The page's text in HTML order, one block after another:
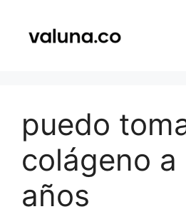
contenido
puedo
colágeno a
años